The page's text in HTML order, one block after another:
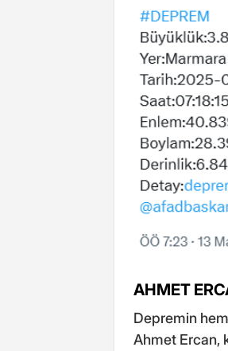
AHMET
Depremin
Ahmet Ercan,